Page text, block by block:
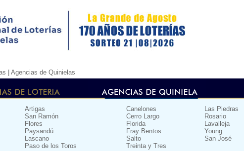
| Agencias de Quinielas
Artigas Canelones Las Piedras
San Ramón Cerro Largo Rosario
Flores Florida Lavalleja
Paysandú Fray Bentos Young
Lascano Salto San José
Paso de los Toros Treinta y Tres